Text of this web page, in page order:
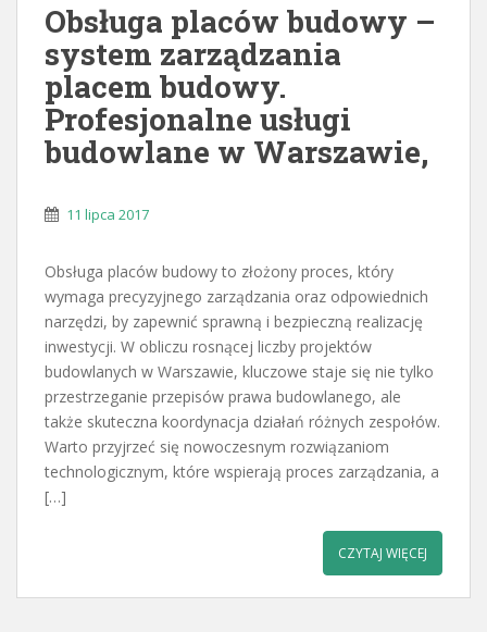
Obsługa placów budowy –
system zarządzania
placem budowy.
Profesjonalne usługi
budowlane w Warszawie,
11 lipca 2017
Obsługa placów budowy to złożony proces, który
wymaga precyzyjnego zarządzania oraz odpowiednich
narzędzi, by zapewnić sprawną i bezpieczną realizację
inwestycji. W obliczu rosnącej liczby projektów
budowlanych w Warszawie, kluczowe staje się nie tylko
przestrzeganie przepisów prawa budowlanego, ale
także skuteczna koordynacja działań różnych zespołów.
Warto przyjrzeć się nowoczesnym rozwiązaniom
technologicznym, które wspierają proces zarządzania, a
[…]
CZYTAJ WIĘCEJ